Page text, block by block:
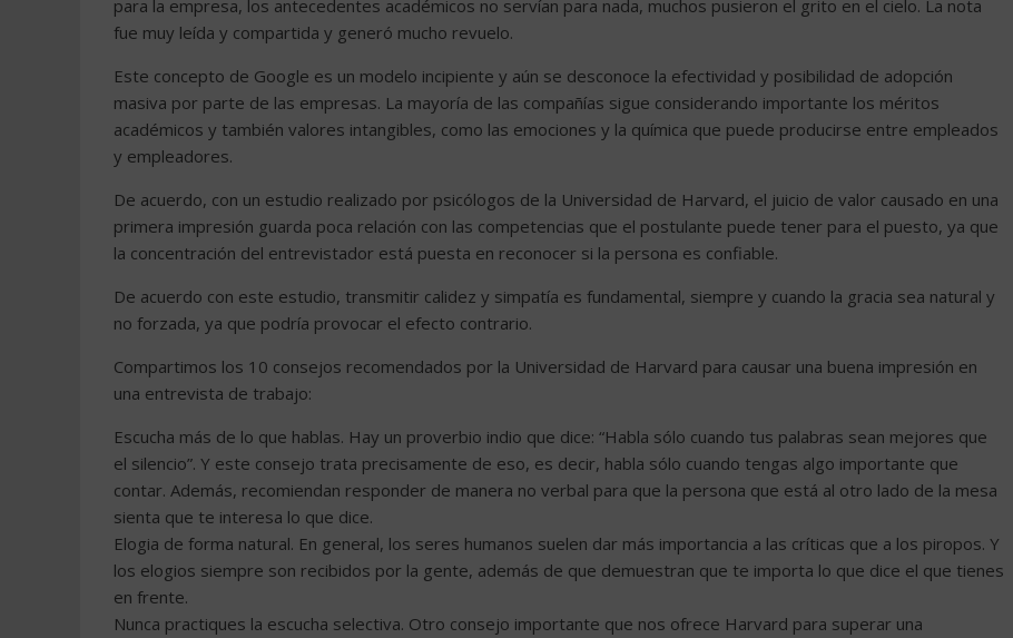
para la empresa, los antecedentes académicos no servían para nada, muchos pusieron el grito en el cielo. La nota
fue muy leída y compartida y generó mucho revuelo.
Este concepto de Google es un modelo incipiente y aún se desconoce la efectividad y posibilidad de adopción
masiva por parte de las empresas. La mayoría de las compañías sigue considerando importante los méritos
académicos y también valores intangibles, como las emociones y la química que puede producirse entre empleados
y empleadores.
De acuerdo, con un estudio realizado por psicólogos de la Universidad de Harvard, el juicio de valor causado en una
primera impresión guarda poca relación con las competencias que el postulante puede tener para el puesto, ya que
la concentración del entrevistador está puesta en reconocer si la persona es confiable.
De acuerdo con este estudio, transmitir calidez y simpatía es fundamental, siempre y cuando la gracia sea natural y
no forzada, ya que podría provocar el efecto contrario.
Compartimos los 10 consejos recomendados por la Universidad de Harvard para causar una buena impresión en
una entrevista de trabajo:
Escucha más de lo que hablas. Hay un proverbio indio que dice: “Habla sólo cuando tus palabras sean mejores que
el silencio”. Y este consejo trata precisamente de eso, es decir, habla sólo cuando tengas algo importante que
contar. Además, recomiendan responder de manera no verbal para que la persona que está al otro lado de la mesa
sienta que te interesa lo que dice.
Elogia de forma natural. En general, los seres humanos suelen dar más importancia a las críticas que a los piropos. Y
los elogios siempre son recibidos por la gente, además de que demuestran que te importa lo que dice el que tienes
en frente.
Nunca practiques la escucha selectiva. Otro consejo importante que nos ofrece Harvard para superar una